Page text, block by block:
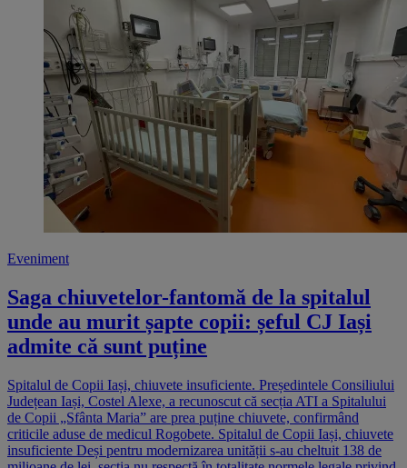
Eveniment
Saga chiuvetelor-fantomă de la spitalul
unde au murit șapte copii: șeful CJ Iași
admite că sunt puține
Spitalul de Copii Iași, chiuvete insuficiente. Președintele Consiliului
Județean Iași, Costel Alexe, a recunoscut că secția ATI a Spitalului
de Copii „Sfânta Maria” are prea puține chiuvete, confirmând
criticile aduse de medicul Rogobete. Spitalul de Copii Iași, chiuvete
insuficiente Deși pentru modernizarea unității s-au cheltuit 138 de